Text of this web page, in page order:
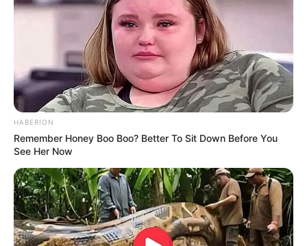
HABERION
Remember Honey Boo Boo? Better To Sit Down Before You
See Her Now